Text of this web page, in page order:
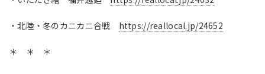
・北陸・冬のカニカニ合戦 https://reallocal.jp/24652
＊ ＊ ＊